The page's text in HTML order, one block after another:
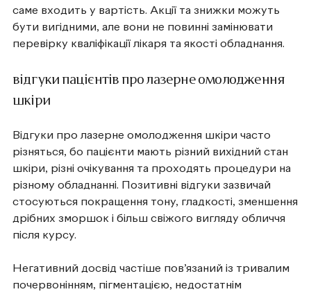
саме входить у вартість. Акції та знижки можуть
бути вигідними, але вони не повинні замінювати
перевірку кваліфікації лікаря та якості обладнання.
відгуки пацієнтів про лазерне омолодження
шкіри
Відгуки про лазерне омолодження шкіри часто
різняться, бо пацієнти мають різний вихідний стан
шкіри, різні очікування та проходять процедури на
різному обладнанні. Позитивні відгуки зазвичай
стосуються покращення тону, гладкості, зменшення
дрібних зморшок і більш свіжого вигляду обличчя
після курсу.
Негативний досвід частіше пов’язаний із тривалим
почервонінням, пігментацією, недостатнім